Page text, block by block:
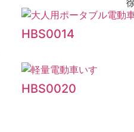
HBS0014
HBS0020